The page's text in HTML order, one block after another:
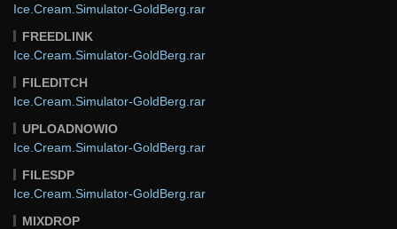
Ice.Cream.Simulator-GoldBerg.rar
FREEDLINK
Ice.Cream.Simulator-GoldBerg.rar
FILEDITCH
Ice.Cream.Simulator-GoldBerg.rar
UPLOADNOWIO
Ice.Cream.Simulator-GoldBerg.rar
FILESDP
Ice.Cream.Simulator-GoldBerg.rar
MIXDROP